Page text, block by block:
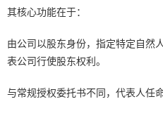
其核心功能在于：
由公司以股东身份，指定特定自然
表公司行使股东权利。
与常规授权委托书不同，代表人任